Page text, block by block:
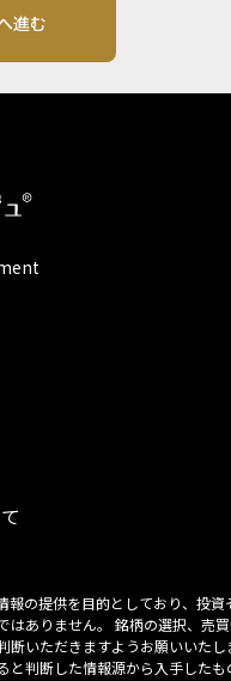
進む
報の提供を目的としており、投資
はありません。 銘柄の選択、売
断いただきますようお願いいたし
と判断した情報源から入手したも